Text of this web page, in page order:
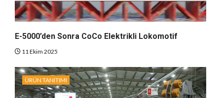
E-5000’den Sonra CoCo Elektrikli Lokomotif
11 Ekim 2025
ÜRÜN TANITIMI